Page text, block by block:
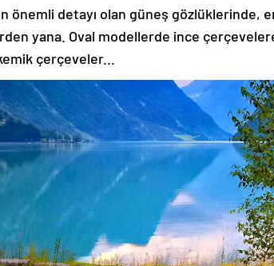
önemli detayı olan güneş gözlüklerinde,
yana. Oval modellerde ince
çerçeveler...